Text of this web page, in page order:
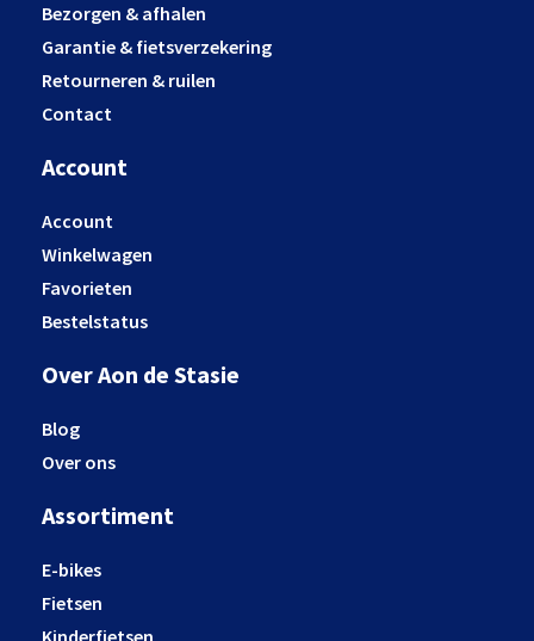
Bezorgen & afhalen
Garantie & fietsverzekering
Retourneren & ruilen
Contact
Account
Account
Winkelwagen
Favorieten
Bestelstatus
Over Aon de Stasie
Blog
Over ons
Assortiment
E-bikes
Fietsen